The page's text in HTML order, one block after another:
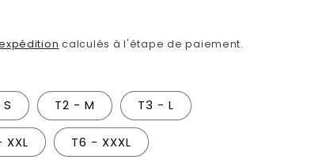
calculés à l'étape de paiement.
T2 - M T3 - L
XXL T6 - XXXL